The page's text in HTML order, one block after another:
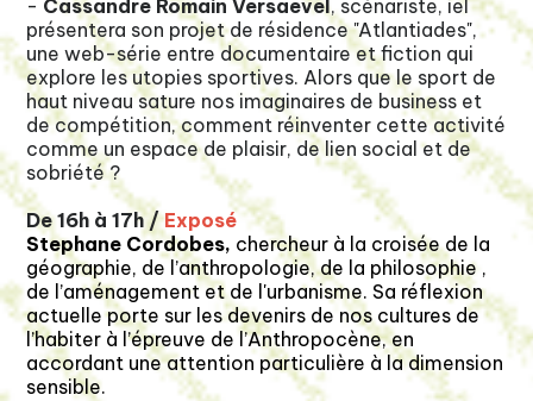
- Cassandre Romain Versaevel , scénariste, iel
présentera son projet de résidence "Atlantiades",
une web-série entre documentaire et fiction qui
explore les utopies sportives. Alors que le sport de
haut niveau sature nos imaginaires de business et
de compétition, comment réinventer cette activité
comme un espace de plaisir, de lien social et de
sobriété ?
De 16h à 17h /Exposé
Stephane Cordobes, chercheur à la croisée de la
géographie, de l’anthropologie, de la philosophie ,
de l’aménagement et de l'urbanisme. Sa réflexion
actuelle porte sur les devenirs de nos cultures de
l’habiter à l’épreuve de l’Anthropocène, en
accordant une attention particulière à la dimension
sensible.